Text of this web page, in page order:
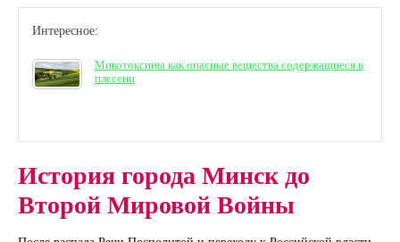
Интересное:
Микотоксины как опасные вещества содержащиеся в
плесени
История города Минск до
Второй Мировой Войны